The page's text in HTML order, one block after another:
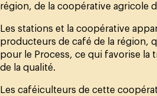
région, de la coopérative agricole
Les stations et la coopérative
producteurs de café de la région,
pour le Process, ce qui favorise la
de la qualité.
Les caféiculteurs de cette